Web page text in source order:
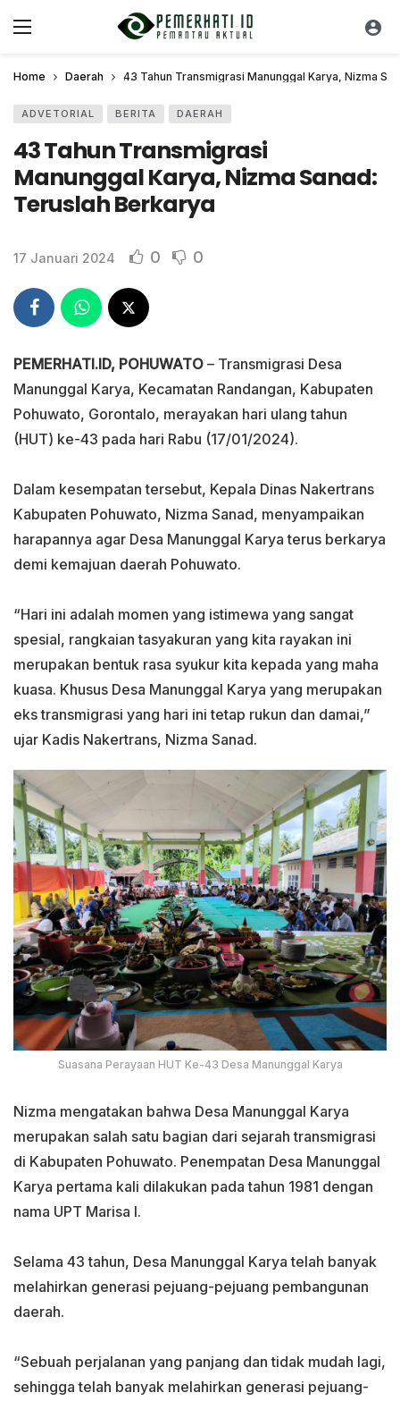
Home Daerah 43 Tahun Transmigrasi Manunggal Karya, Nizma
ADVETORIAL BERITA DAERAH
43 Tahun Transmigrasi
Manunggal Karya, Nizma Sanad:
Teruslah Berkarya
17 Januari 2024 0 0
PEMERHATI.ID, POHUWATO – Transmigrasi Desa
Manunggal Karya, Kecamatan Randangan, Kabupaten
Pohuwato, Gorontalo, merayakan hari ulang tahun
(HUT) ke-43 pada hari Rabu (17/01/2024).
Dalam kesempatan tersebut, Kepala Dinas Nakertrans
Kabupaten Pohuwato, Nizma Sanad, menyampaikan
harapannya agar Desa Manunggal Karya terus berkarya
demi kemajuan daerah Pohuwato.
“Hari ini adalah momen yang istimewa yang sangat
spesial, rangkaian tasyakuran yang kita rayakan ini
merupakan bentuk rasa syukur kita kepada yang maha
kuasa. Khusus Desa Manunggal Karya yang merupakan
eks transmigrasi yang hari ini tetap rukun dan damai,”
ujar Kadis Nakertrans, Nizma Sanad.
Suasana Perayaan HUT Ke-43 Desa Manunggal Karya
Nizma mengatakan bahwa Desa Manunggal Karya
merupakan salah satu bagian dari sejarah transmigrasi
di Kabupaten Pohuwato. Penempatan Desa Manunggal
Karya pertama kali dilakukan pada tahun 1981 dengan
nama UPT Marisa I.
Selama 43 tahun, Desa Manunggal Karya telah banyak
melahirkan generasi pejuang-pejuang pembangunan
daerah.
“Sebuah perjalanan yang panjang dan tidak mudah lagi,
sehingga telah banyak melahirkan generasi pejuang-